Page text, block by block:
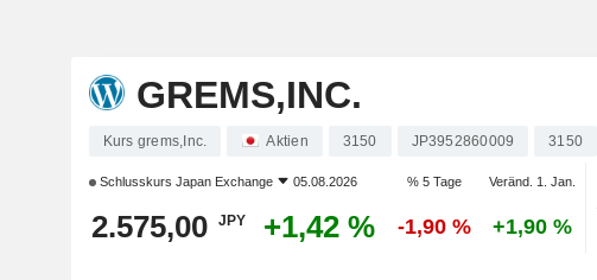
GREMS,INC.
Kurs grems,Inc. Aktien 3150 JP3952860009 3150
Schlusskurs Japan Exchange 05.08.2026 % 5 Tage Veränd. 1. Jan.
2.575,00 JPY +1,42 % -1,90 % +1,90 %